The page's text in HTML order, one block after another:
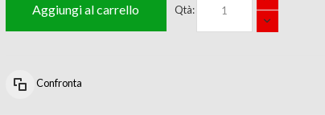
Qtà:
Aggiungi al carrello
Confronta